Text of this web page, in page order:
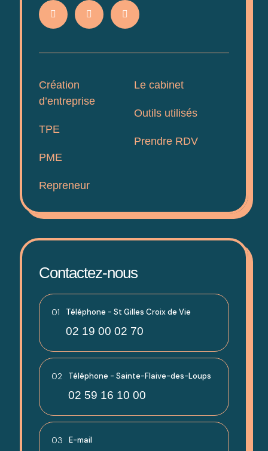
Création
d’entreprise
TPE
PME
Repreneur
Le cabinet
Outils utilisés
Prendre RDV
Contactez-nous
01 Téléphone - St Gilles Croix de Vie
02 19 00 02 70
02 Téléphone - Sainte-Flaive-des-Loups
02 59 16 10 00
03 E-mail